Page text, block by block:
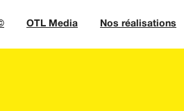
OTL Media Nos réalisations